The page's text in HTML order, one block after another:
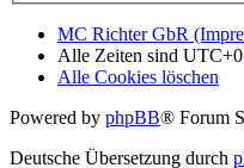
MC Richter GbR
Alle Zeiten sind
Alle Cookies löschen
Powered by phpBB® Forum
Deutsche Übersetzung durch